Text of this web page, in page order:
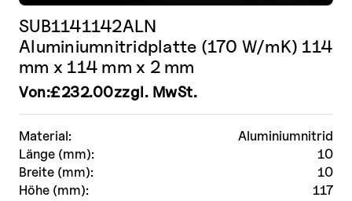
Material:
Aluminiumnitrid
Länge (mm):
10
Breite (mm):
10
Höhe (mm):
117
SUB1141142ALN
Aluminiumnitridplatte (170 W/mK) 114
mm x 114 mm x 2 mm
Von:£232.00zzgl. MwSt.